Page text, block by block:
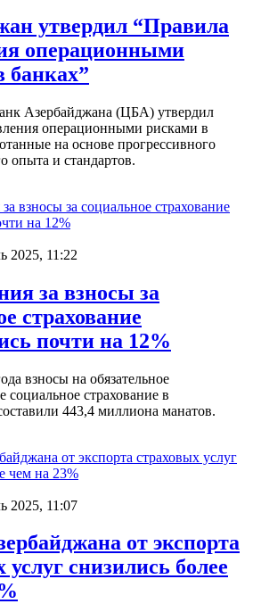
утвердил “Правила
операционными
банках”
Азербайджана (ЦБА) утвердил
операционными рисками в
на основе прогрессивного
опыта и стандартов.
2025, 11:22
за взносы за
страхование
почти на 12%
взносы на обязательное
социальное страхование в
443,4 миллиона манатов.
2025, 11:07
от экспорта
услуг снизились более